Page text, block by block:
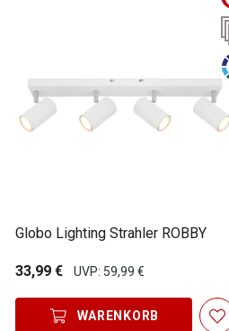
Globo Lighting Strahler ROBBY
33,99 € UVP: 59,99 €
WARENKORB